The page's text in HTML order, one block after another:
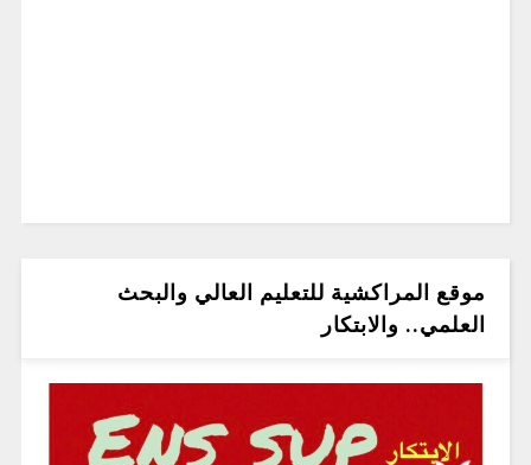
موقع المراكشية للتعليم العالي والبحث
العلمي.. والابتكار